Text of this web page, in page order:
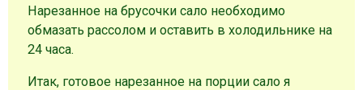
Нарезанное на брусочки сало необходимо
обмазать рассолом и оставить в холодильнике на
24 часа.
Итак, готовое нарезанное на порции сало я